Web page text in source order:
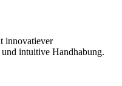
innovatiever
intuitive Handhabung.